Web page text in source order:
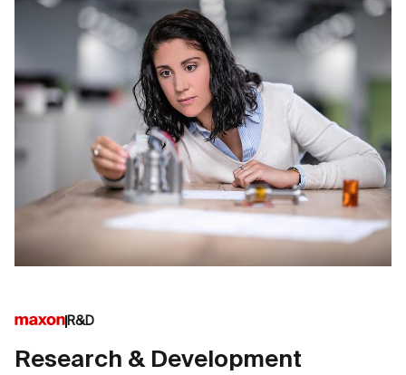
R&D
Research & Development